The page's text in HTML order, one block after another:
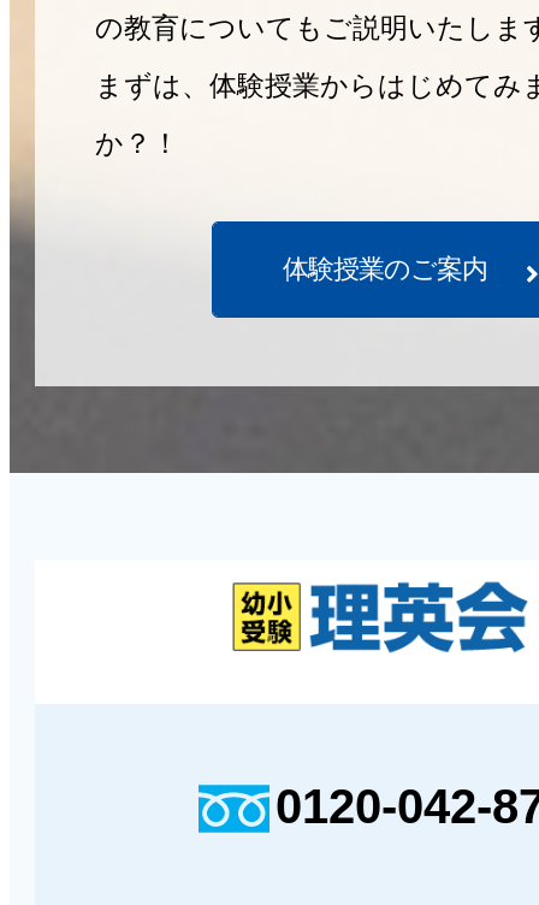
の教育についてもご説明いたしま
まずは、体験授業からはじめてみ
か？！
体験授業のご案内
0120-042-